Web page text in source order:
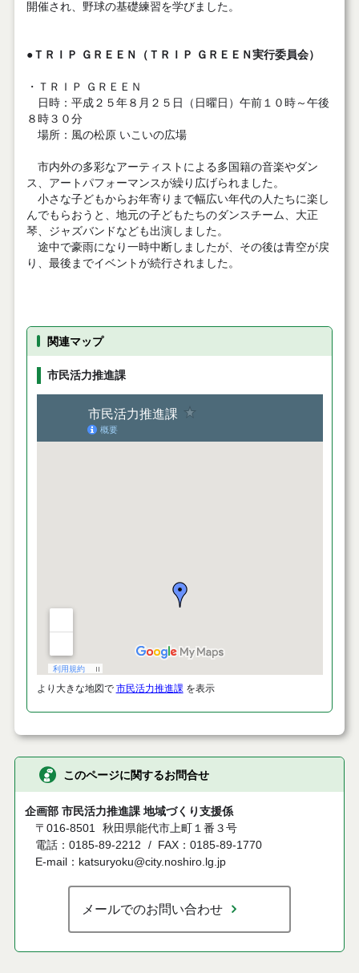
開催され、野球の基礎練習を学びました。
●ＴＲＩＰ ＧＲＥＥＮ（ＴＲＩＰ ＧＲＥＥＮ実行委員会）
・ＴＲＩＰ ＧＲＥＥＮ
日時：平成２５年８月２５日（日曜日）午前１０時～午後
８時３０分
場所：風の松原 いこいの広場
市内外の多彩なアーティストによる多国籍の音楽やダン
ス、アートパフォーマンスが繰り広げられました。
小さな子どもからお年寄りまで幅広い年代の人たちに楽し
んでもらおうと、地元の子どもたちのダンスチーム、大正
琴、ジャズバンドなども出演しました。
途中で豪雨になり一時中断しましたが、その後は青空が戻
り、最後までイベントが続行されました。
関連マップ
市民活力推進課
より大きな地図で 市民活力推進課を表示
このページに関するお問合せ
企画部 市民活力推進課 地域づくり支援係
〒016-8501 秋田県能代市上町１番３号
電話：0185-89-2212
FAX：0185-89-1770
E-mail：katsuryoku@city.noshiro.lg.jp
メールでのお問い合わせ